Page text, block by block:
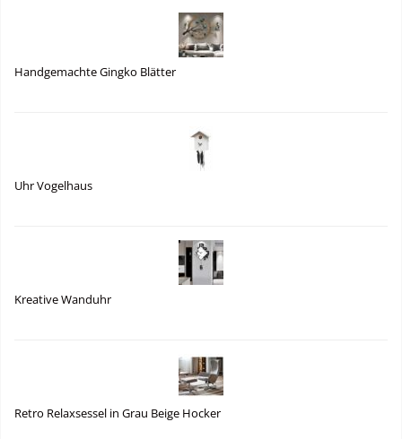
Handgemachte Gingko Blätter
Uhr Vogelhaus
Kreative Wanduhr
Retro Relaxsessel in Grau Beige Hocker